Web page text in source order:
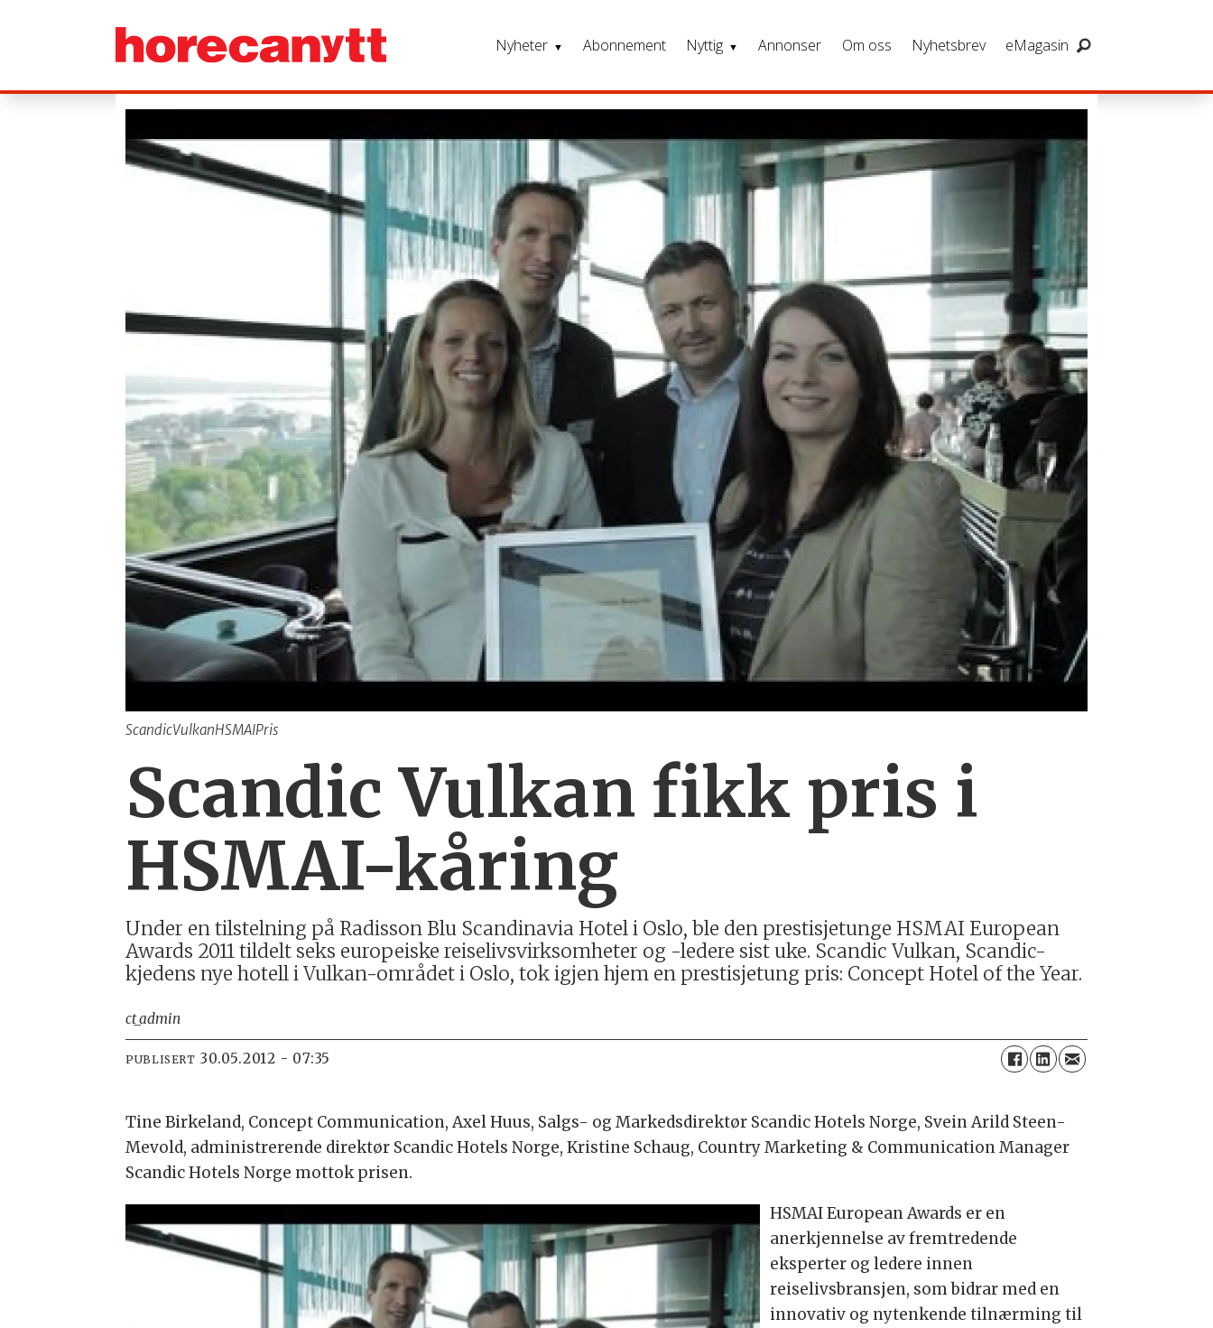
Nyheter Abonnement Nyttig Annonser Om oss Nyhetsbrev eMagasin
ScandicVulkanHSMAIPris
Scandic Vulkan fikk pris i
HSMAI-kåring
Under en tilstelning på Radisson Blu Scandinavia Hotel i Oslo, ble den prestisjetunge HSMAI European
Awards 2011 tildelt seks europeiske reiselivsvirksomheter og -ledere sist uke. Scandic Vulkan, Scandic-
kjedens nye hotell i Vulkan-området i Oslo, tok igjen hjem en prestisjetung pris: Concept Hotel of the Year.
ct_admin
PUBLISERT 30.05.2012 - 07:35
Tine Birkeland, Concept Communication, Axel Huus, Salgs- og Markedsdirektør Scandic Hotels Norge, Svein Arild Steen-
Mevold, administrerende direktør Scandic Hotels Norge, Kristine Schaug, Country Marketing & Communication Manager
Scandic Hotels Norge mottok prisen.
HSMAI European Awards er en
anerkjennelse av fremtredende
eksperter og ledere innen
reiselivsbransjen, som bidrar med en
innovativ og nytenkende tilnærming til